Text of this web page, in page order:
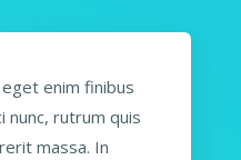
enim finibus
nunc, rutrum quis
massa. In